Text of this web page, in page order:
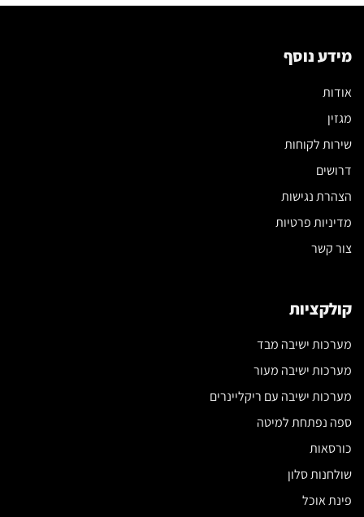
שלכם
מידע נוסף
אודות
מגזין
שירות לקוחות
דרושים
הצהרת נגישות
מדיניות פרטיות
צור קשר
קולקציות
מערכות ישיבה מבד
מערכות ישיבה מעור
מערכות ישיבה עם ריקליינרים
ספה נפתחת למיטה
כורסאות
שולחנות סלון
פינת אוכל